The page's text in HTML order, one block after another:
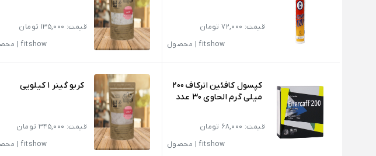
قیمت: 72,000 تومان
fitshow
محصول
قیمت: 135,000 تومان
fitshow
کپسول کافئین انرکاف 200
میلی گرم الحاوی 30 عدد
قیمت: 68,000 تومان
fitshow
محصول
کربو گینر 1 کیلویی
قیمت: 345,000 تومان
fitshow